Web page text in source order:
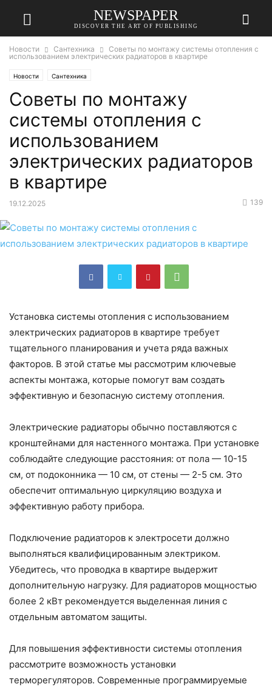
NEWSPAPER
DISCOVER THE ART OF PUBLISHING
Новости Сантехника
Советы по монтажу системы отопления с
использованием электрических радиаторов в квартире
Новости Сантехника
Советы по монтажу
системы отопления с
использованием
электрических радиаторов
в квартире
19.12.2025 139
Установка системы отопления с использованием
электрических радиаторов в квартире требует
тщательного планирования и учета ряда важных
факторов. В этой статье мы рассмотрим ключевые
аспекты монтажа, которые помогут вам создать
эффективную и безопасную систему отопления.
Электрические радиаторы обычно поставляются с
кронштейнами для настенного монтажа. При установке
соблюдайте следующие расстояния: от пола — 10-15
см, от подоконника — 10 см, от стены — 2-5 см. Это
обеспечит оптимальную циркуляцию воздуха и
эффективную работу прибора.
Подключение радиаторов к электросети должно
выполняться квалифицированным электриком.
Убедитесь, что проводка в квартире выдержит
дополнительную нагрузку. Для радиаторов мощностью
более 2 кВт рекомендуется выделенная линия с
отдельным автоматом защиты.
Для повышения эффективности системы отопления
рассмотрите возможность установки
терморегуляторов. Современные программируемые